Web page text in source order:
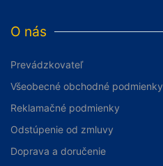
O nás
Prevádzkovateľ
Všeobecné obchodné podmienky
Reklamačné podmienky
Odstúpenie od zmluvy
Doprava a doručenie